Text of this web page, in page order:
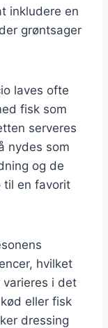
inkludere en
grøntsager
laves ofte
fisk som
serveres
nydes som
og de
til en favorit
hvilket
i det
eller fisk
dressing